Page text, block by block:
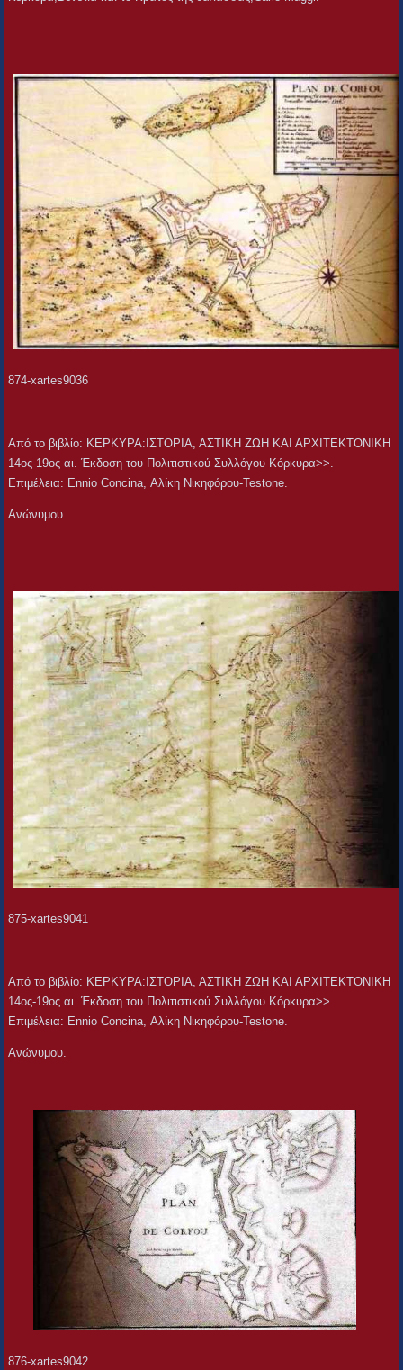
874-xartes9036
Aπό το βιβλίο: ΚΕΡΚΥΡΑ:ΙΣΤΟΡΙΑ, ΑΣΤΙΚΗ ΖΩΗ ΚΑΙ ΑΡΧΙΤΕΚΤΟΝΙΚΗ
14ος-19ος αι. Έκδοση του Πολιτιστικού Συλλόγου Κόρκυρα>>.
Επιμέλεια: Ennio Concina, Αλίκη Νικηφόρου-Testone.
Ανώνυμου.
875-xartes9041
Aπό το βιβλίο: ΚΕΡΚΥΡΑ:ΙΣΤΟΡΙΑ, ΑΣΤΙΚΗ ΖΩΗ ΚΑΙ ΑΡΧΙΤΕΚΤΟΝΙΚΗ
14ος-19ος αι. Έκδοση του Πολιτιστικού Συλλόγου Κόρκυρα>>.
Επιμέλεια: Ennio Concina, Αλίκη Νικηφόρου-Testone.
Ανώνυμου.
876-xartes9042